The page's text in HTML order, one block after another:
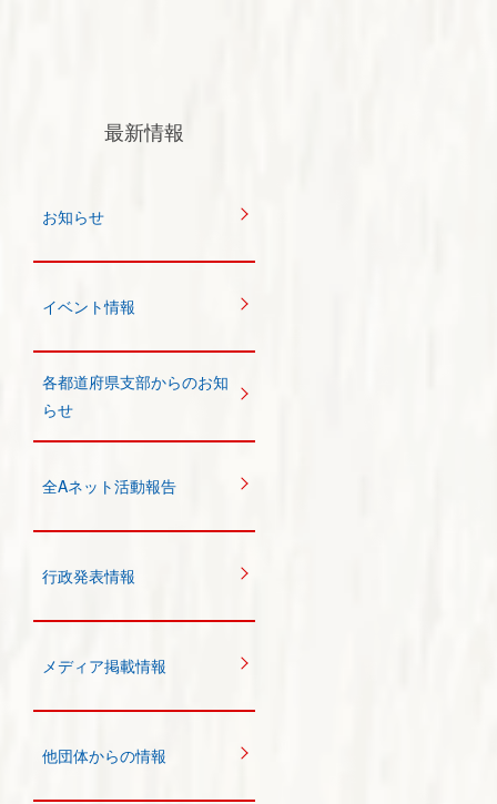
最新情報
お知らせ
イベント情報
各都道府県支部からのお知
らせ
全Aネット活動報告
行政発表情報
メディア掲載情報
他団体からの情報